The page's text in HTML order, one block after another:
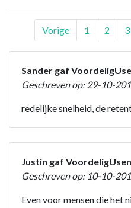
Vorige 1 2 3
Sander gaf
Geschreven op: 29-10-
redelijke snelheid, de
Justin gaf
Geschreven op: 10-10-
Even voor mensen die het